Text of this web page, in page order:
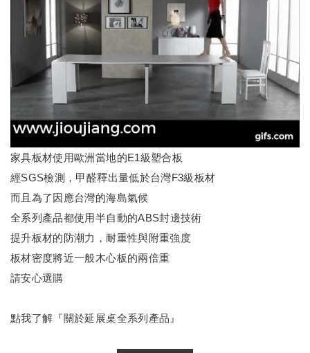
家具板材使用歐洲當地的E1級塑合板
經SGS檢測，甲醛釋出量低於台灣F3級板材
而且為了因應台灣的海島氣候
全系列產品都使用半自動的ABS封邊技術
提升板材的防潮力，耐重性與附重強度
板材密度將近一般木心板的兩倍重
請安心選購
點我了解『關於延展桌全系列產品』